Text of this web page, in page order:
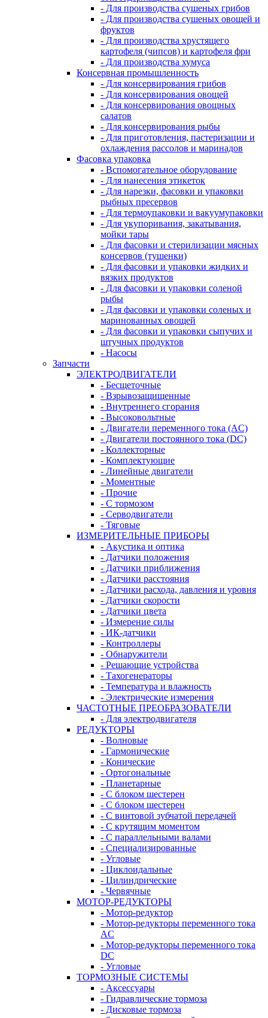
- Для производства сушеных грибов
- Для производства сушеных овощей и
фруктов
- Для производства хрустящего
картофеля (чипсов) и картофеля фри
- Для производства хумуса
Консервная промышленность
- Для консервирования грибов
- Для консервирования овощей
- Для консервирования овощных
салатов
- Для консервирования рыбы
- Для приготовления, пастеризации и
охлаждения рассолов и маринадов
Фасовка упаковка
- Вспомогательное оборудование
- Для нанесения этикеток
- Для нарезки, фасовки и упаковки
рыбных пресервов
- Для термоупаковки и вакуумупаковки
- Для укупоривания, закатывания,
мойки тары
- Для фасовки и стерилизации мясных
консервов (тушенки)
- Для фасовки и упаковки жидких и
вязких продуктов
- Для фасовки и упаковки соленой
рыбы
- Для фасовки и упаковки соленых и
маринованных овощей
- Для фасовки и упаковки сыпучих и
штучных продуктов
- Насосы
Запчасти
ЭЛЕКТРОДВИГАТЕЛИ
- Бесщеточные
- Взрывозащищенные
- Внутреннего сгорания
- Высоковольтные
- Двигатели переменного тока (AC)
- Двигатели постоянного тока (DC)
- Коллекторные
- Комплектующие
- Линейные двигатели
- Моментные
- Прочие
- С тормозом
- Серводвигатели
- Тяговые
ИЗМЕРИТЕЛЬНЫЕ ПРИБОРЫ
- Акустика и оптика
- Датчики положения
- Датчики приближения
- Датчики расстояния
- Датчики расхода, давления и уровня
- Датчики скорости
- Датчики цвета
- Измерение силы
- ИК-датчики
- Контроллеры
- Обнаружители
- Решающие устройства
- Тахогенераторы
- Температура и влажность
- Электрические измерения
ЧАСТОТНЫЕ ПРЕОБРАЗОВАТЕЛИ
- Для электродвигателя
РЕДУКТОРЫ
- Волновые
- Гармонические
- Конические
- Ортогональные
- Планетарные
- С блоком шестерен
- С блоком шестерен
- С винтовой зубчатой передачей
- С крутящим моментом
- С параллельными валами
- Специализированные
- Угловые
- Циклоидальные
- Цилиндрические
- Червячные
МОТОР-РЕДУКТОРЫ
- Мотор-редуктор
- Мотор-редукторы переменного тока
AC
- Мотор-редукторы переменного тока
DC
- Угловые
ТОРМОЗНЫЕ СИСТЕМЫ
- Аксессуары
- Гидравлические тормоза
- Дисковые тормоза